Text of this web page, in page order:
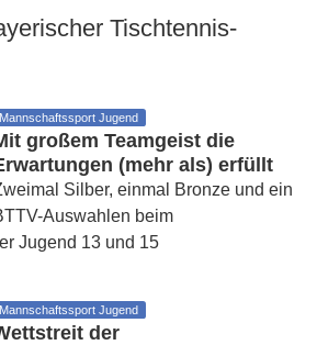
Tischtennis-
Mannschaftssport Jugend
großem Teamgeist die
(mehr als) erfüllt
Silber, einmal Bronze und ein
Auswahlen beim
Jugend 13 und 15
Mannschaftssport Jugend
der